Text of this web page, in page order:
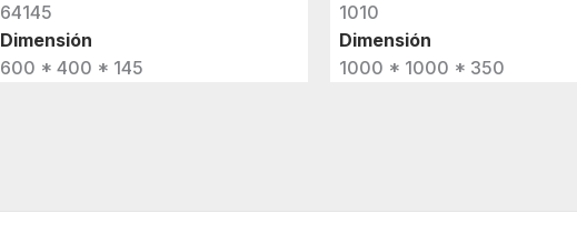
64145
Dimensión
600 * 400 * 145
1010
Dimensión
1000 * 1000 * 350